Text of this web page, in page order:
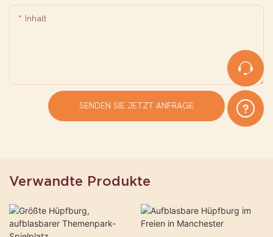
Inhalt
SENDEN SIE JETZT ANFRAGE
Verwandte Produkte